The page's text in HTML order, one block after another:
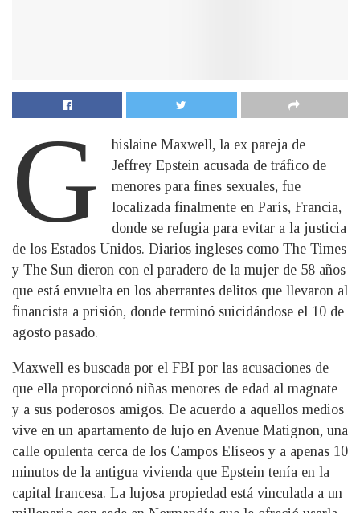
G
hislaine Maxwell, la ex pareja de
Jeffrey Epstein acusada de tráfico de
menores para fines sexuales, fue
localizada finalmente en París, Francia,
donde se refugia para evitar a la justicia
de los Estados Unidos. Diarios ingleses como The Times
y The Sun dieron con el paradero de la mujer de 58 años
que está envuelta en los aberrantes delitos que llevaron al
financista a prisión, donde terminó suicidándose el 10 de
agosto pasado.
Maxwell es buscada por el FBI por las acusaciones de
que ella proporcionó niñas menores de edad al magnate
y a sus poderosos amigos. De acuerdo a aquellos medios
vive en un apartamento de lujo en Avenue Matignon, una
calle opulenta cerca de los Campos Elíseos y a apenas 10
minutos de la antigua vivienda que Epstein tenía en la
capital francesa. La lujosa propiedad está vinculada a un